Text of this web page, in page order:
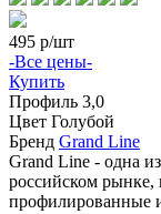
495 р/шт
-Все цены-
Купить
Профиль 3,0
Цвет Голубой
Бренд Grand Line
Grand Line - одна
российском рынке,
профилированные